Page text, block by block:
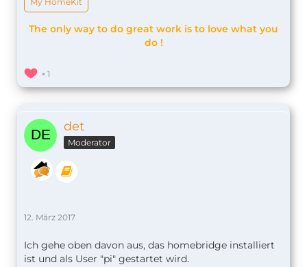
folgendes einfügen in das Editorfenster:
# DEBUG=*
mit "CTRL+X" "j" "enter" beenden
folgendes einfügen in das Editorfenster:
The only way to do great work is to love what you
do !
1
det
Moderator
12. März 2017
Ich gehe oben davon aus, das homebridge installiert
ist und als User "pi" gestartet wird.